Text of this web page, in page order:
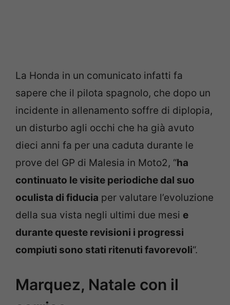
La Honda in un comunicato infatti fa
sapere che il pilota spagnolo, che dopo un
incidente in allenamento soffre di diplopia,
un disturbo agli occhi che ha già avuto
dieci anni fa per una caduta durante le
prove del GP di Malesia in Moto2, “ha
continuato le visite periodiche dal suo
oculista di fiducia per valutare l’evoluzione
della sua vista negli ultimi due mesi e
durante queste revisioni i progressi
compiuti sono stati ritenuti favorevoli“.
Marquez, Natale con il